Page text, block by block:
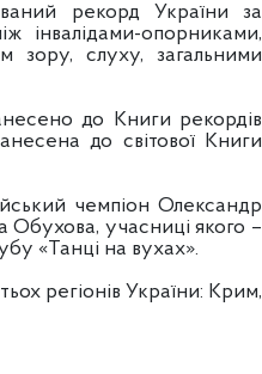
рекорд України за
інвалідами-опорниками,
зору, слуху, загальними
до Книги рекордів
до світової Книги
чемпіон Олександр
Обухова, учасниці якого –
«Танці на вухах».
регіонів України: Крим,